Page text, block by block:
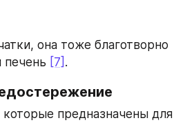
она тоже благотворно
печень [7] .
предназначены для